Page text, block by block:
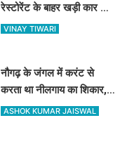
रेस्टोरेंट के बाहर खड़ी कार का
शीशा तोड़कर 20 हजार और बैग
VINAY TIWARI
नौगढ़ के जंगल में करंट से
करता था नीलगाय का शिकार,
रेंजर अमित श्रीवास्तव की टीम
ASHOK KUMAR JAISWAL